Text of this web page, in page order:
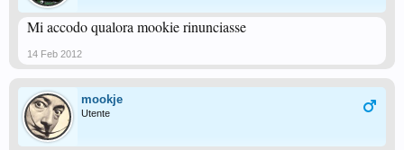
Mi accodo qualora mookie rinunciasse
14 Feb 2012
mookje
Utente